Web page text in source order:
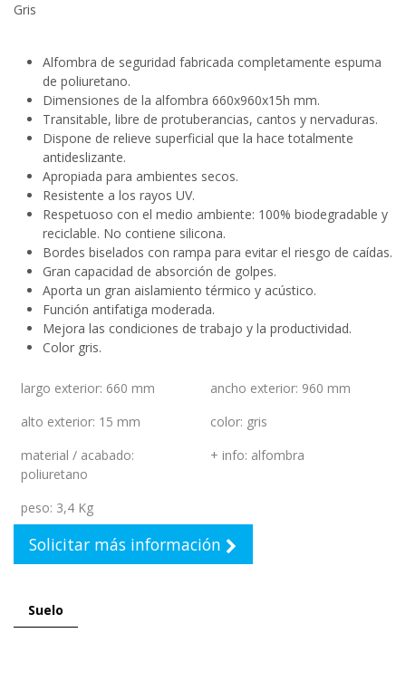
Gris
Alfombra de seguridad fabricada completamente espuma
de poliuretano.
Dimensiones de la alfombra 660x960x15h mm.
Transitable, libre de protuberancias, cantos y nervaduras.
Dispone de relieve superficial que la hace totalmente
antideslizante.
Apropiada para ambientes secos.
Resistente a los rayos UV.
Respetuoso con el medio ambiente: 100% biodegradable y
reciclable. No contiene silicona.
Bordes biselados con rampa para evitar el riesgo de caídas.
Gran capacidad de absorción de golpes.
Aporta un gran aislamiento térmico y acústico.
Función antifatiga moderada.
Mejora las condiciones de trabajo y la productividad.
Color gris.
largo exterior: 660 mm ancho exterior: 960 mm
alto exterior: 15 mm color: gris
material / acabado:
poliuretano
+ info: alfombra
peso: 3,4 Kg
Solicitar más información
Suelo